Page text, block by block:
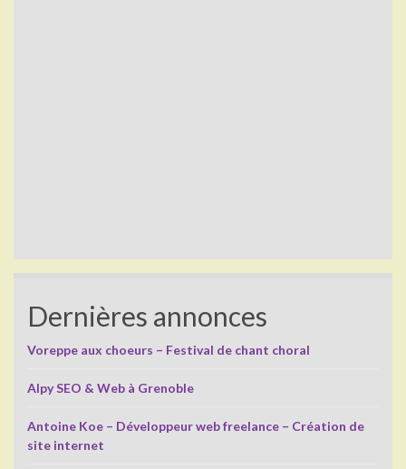
Dernières annonces
Voreppe aux choeurs – Festival de chant choral
Alpy SEO & Web à Grenoble
Antoine Koe – Développeur web freelance – Création de
site internet